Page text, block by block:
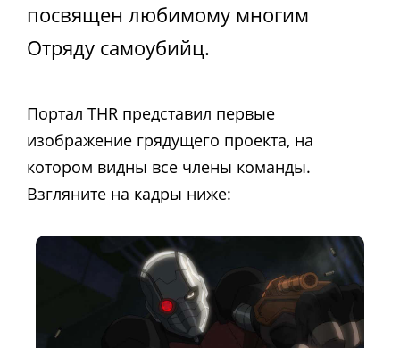
посвящен любимому многим
Отряду самоубийц.
Портал THR представил первые
изображение грядущего проекта, на
котором видны все члены команды.
Взгляните на кадры ниже: